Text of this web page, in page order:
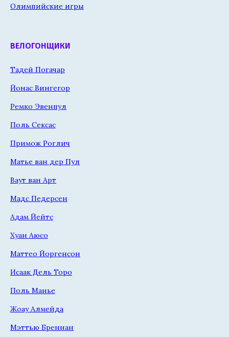
Олимпийские игры
ВЕЛОГОНЩИКИ
Тадей Погачар
Йонас Вингегор
Ремко Эвенпул
Поль Сексас
Примож Роглич
Матье ван дер Пул
Ваут ван Арт
Мадс Педерсен
Адам Йейтс
Хуан Аюсо
Маттео Йоргенсон
Исаак Дель Торо
Поль Манье
Жоау Алмейда
Мэттью Бреннан